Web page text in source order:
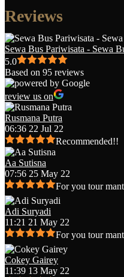
Reviews
Sewa Bus Pariwisata - Sewa
5.0
Based on 95 reviews
review us on
Rusmana Putra
06:36 22 Jul 22
Recommended!!
Aa Sutisna
07:56 25 May 22
For you tour
Adi Suryadi
11:21 21 May 22
For you tour
Cokey Gairey
11:39 13 May 22